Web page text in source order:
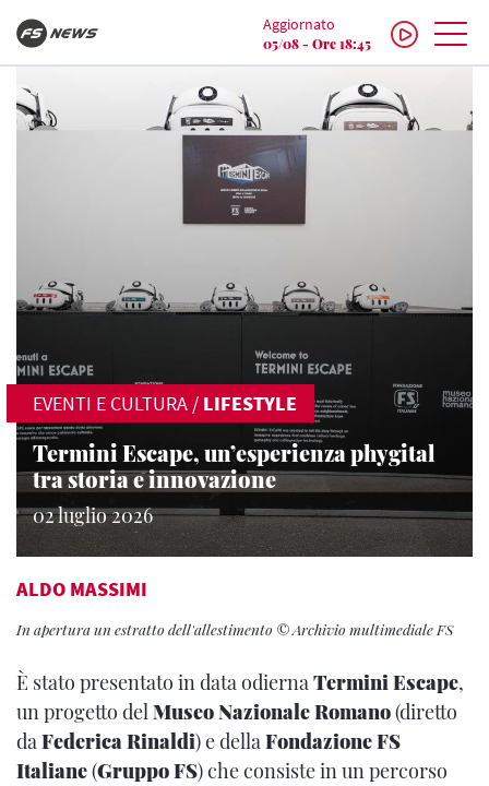
Aggiornato
05/08 - Ore 18:45
EVENTI E CULTURA / LIFESTYLE
Termini Escape, un’esperienza phygital
tra storia e innovazione
02 luglio 2026
ALDO MASSIMI
In apertura un estratto dell'allestimento © Archivio multimediale FS
È stato presentato in data odiernaTermini Escape,
un progetto delMuseo Nazionale Romano(diretto
daFederica Rinaldi) e dellaFondazione FS
Italiane(Gruppo FS) che consiste in un percorso